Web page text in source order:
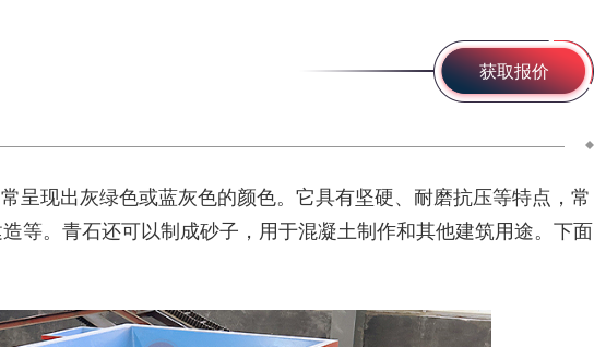
获取报价
呈现出灰绿色或蓝灰色的颜色。它具有坚硬、耐磨抗压等特点，常
等。青石还可以制成砂子，用于混凝土制作和其他建筑用途。下面